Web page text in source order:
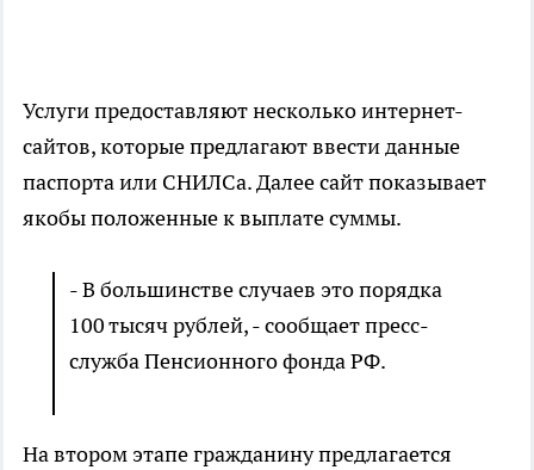
Услуги предоставляют несколько интернет-
сайтов, которые предлагают ввести данные
паспорта или СНИЛСа. Далее сайт показывает
якобы положенные к выплате суммы.
- В большинстве случаев это порядка
100 тысяч рублей, - сообщает пресс-
служба Пенсионного фонда РФ.
На втором этапе гражданину предлагается